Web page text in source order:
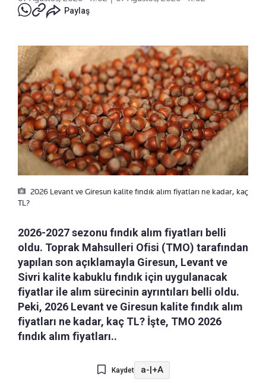
Paylaş
2026 Levant ve Giresun kalite fındık alım fiyatları ne kadar, kaç
TL?
2026-2027 sezonu fındık alım fiyatları belli
oldu. Toprak Mahsulleri Ofisi (TMO) tarafından
yapılan son açıklamayla Giresun, Levant ve
Sivri kalite kabuklu fındık için uygulanacak
fiyatlar ile alım sürecinin ayrıntıları belli oldu.
Peki, 2026 Levant ve Giresun kalite fındık alım
fiyatları ne kadar, kaç TL? İşte, TMO 2026
fındık alım fiyatları..
Kaydet a-|+A